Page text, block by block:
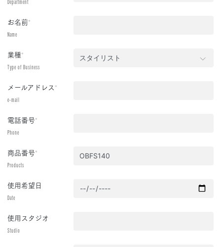
Department
お名前*
Name
業種*
Type of Business
メールアドレス*
e-mail
電話番号*
Phone
商品番号*
Products
使用希望日
Date
使用スタジオ
Studio